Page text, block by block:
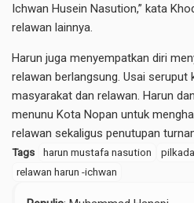
Ichwan Husein Nasution,” kata
relawan lainnya.
Harun juga menyempatkan diri
relawan berlangsung. Usai seruput
masyarakat dan relawan. Harun
menunu Kota Nopan untuk
relawan sekaligus penutupan
Tags harun mustafa nasution
relawan harun -ichwan